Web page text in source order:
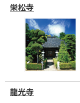
栄松寺
龍光寺